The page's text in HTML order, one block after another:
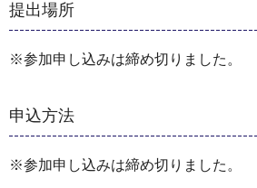
提出場所
※参加申し込みは締め切りました。
申込方法
※参加申し込みは締め切りました。